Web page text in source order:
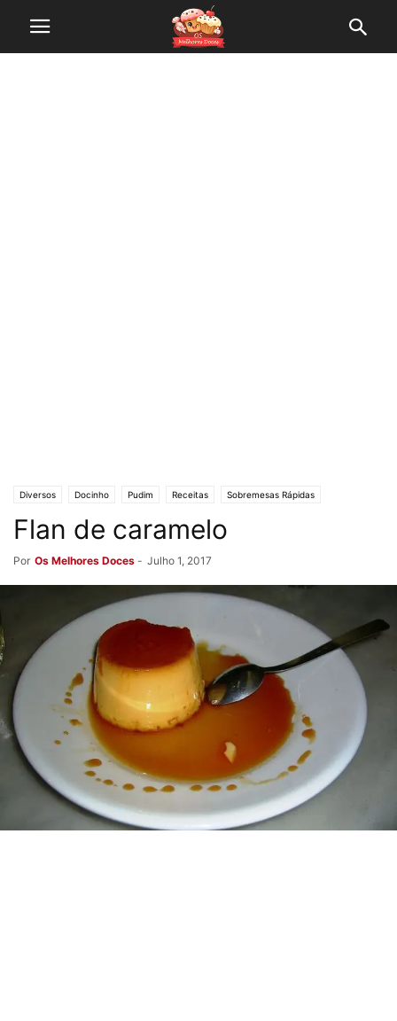
Diversos Docinho Pudim Receitas Sobremesas Rápidas
Flan de caramelo
Por Os Melhores Doces - Julho 1, 2017